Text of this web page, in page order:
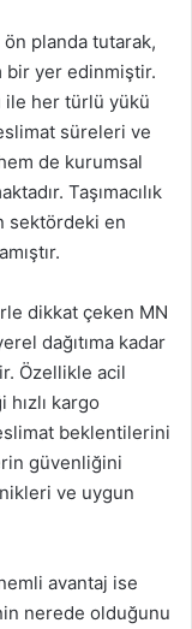
planda tutarak,
bir yer edinmiştir.
ile her türlü yükü
süreleri ve
de kurumsal
Taşımacılık
sektördeki en
dikkat çeken MN
dağıtıma kadar
Özellikle acil
kargo
beklentilerini
güvenliğini
ve uygun
avantaj ise
nerede olduğunu